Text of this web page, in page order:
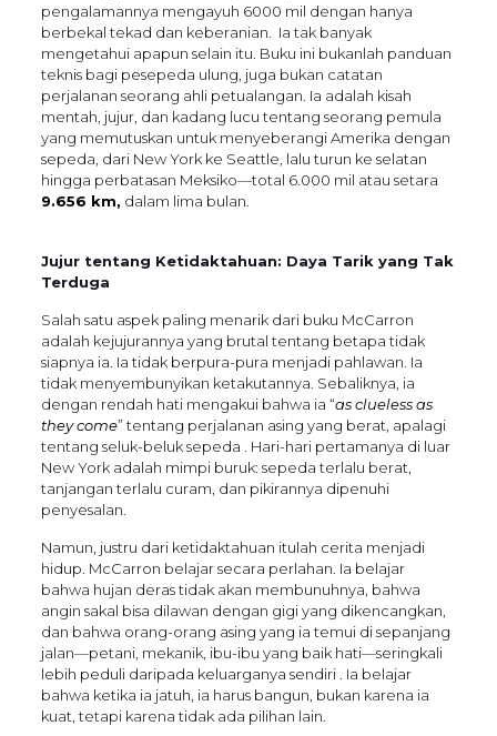
pengalamannya mengayuh 6000 mil dengan hanya
berbekal tekad dan keberanian. Ia tak banyak
mengetahui apapun selain itu. Buku ini bukanlah panduan
teknis bagi pesepeda ulung, juga bukan catatan
perjalanan seorang ahli petualangan. Ia adalah kisah
mentah, jujur, dan kadang lucu tentang seorang pemula
yang memutuskan untuk menyeberangi Amerika dengan
sepeda, dari New York ke Seattle, lalu turun ke selatan
hingga perbatasan Meksiko—total 6.000 mil atau setara
9.656 km, dalam lima bulan.
Jujur tentang Ketidaktahuan: Daya Tarik yang Tak
Terduga
Salah satu aspek paling menarik dari buku McCarron
adalah kejujurannya yang brutal tentang betapa tidak
siapnya ia. Ia tidak berpura-pura menjadi pahlawan. Ia
tidak menyembunyikan ketakutannya. Sebaliknya, ia
dengan rendah hati mengakui bahwa ia “as clueless as
they come” tentang perjalanan asing yang berat, apalagi
tentang seluk-beluk sepeda . Hari-hari pertamanya di luar
New York adalah mimpi buruk: sepeda terlalu berat,
tanjangan terlalu curam, dan pikirannya dipenuhi
penyesalan.
Namun, justru dari ketidaktahuan itulah cerita menjadi
hidup. McCarron belajar secara perlahan. Ia belajar
bahwa hujan deras tidak akan membunuhnya, bahwa
angin sakal bisa dilawan dengan gigi yang dikencangkan,
dan bahwa orang-orang asing yang ia temui di sepanjang
jalan—petani, mekanik, ibu-ibu yang baik hati—seringkali
lebih peduli daripada keluarganya sendiri . Ia belajar
bahwa ketika ia jatuh, ia harus bangun, bukan karena ia
kuat, tetapi karena tidak ada pilihan lain.